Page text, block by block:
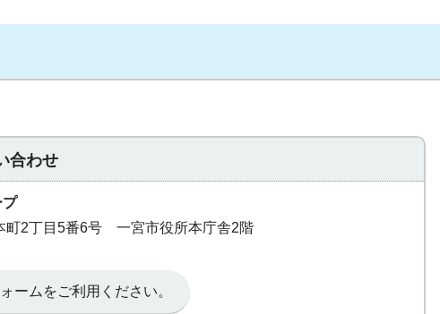
合わせ
2丁目5番6号 一宮市役所本庁舎2階
ームをご利用ください。